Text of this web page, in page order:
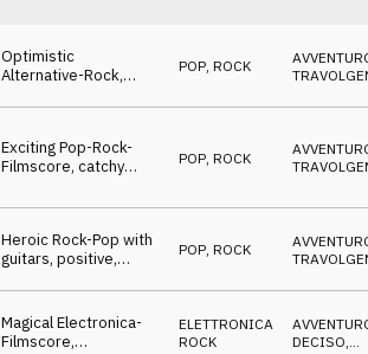
Optimistic
Alternative-Rock,
guitar, finally
POP, ROCK
Exciting Pop-Rock-
Filmscore, catchy
expectant atmo
POP ROCK
Heroic Rock-Pop with
guitars, positive,
encouraging, winner
POP, ROCK
Magical Electronica-
Filmscore,
ELETTRONICA
ROCK
DECISO